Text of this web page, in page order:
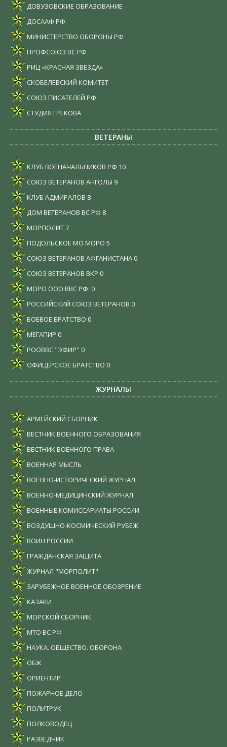
ДОВУЗОВСКИЕ ОБРАЗОВАНИЕ
ДОСААФ РФ
МИНИСТЕРСТВО ОБОРОНЫ РФ
ПРОФСОЮЗ ВС РФ
РИЦ «КРАСНАЯ ЗВЕЗДА»
СКОБЕЛЕВСКИЙ КОМИТЕТ
СОЮЗ ПИСАТЕЛЕЙ РФ
СТУДИЯ ГРЕКОВА
ВЕТЕРАНЫ
КЛУБ ВОЕНАЧАЛЬНИКОВ РФ 10
СОЮЗ ВЕТЕРАНОВ АНГОЛЫ 9
КЛУБ АДМИРАЛОВ 8
ДОМ ВЕТЕРАНОВ ВС РФ 8
МОРПОЛИТ7
ПОДОЛЬСКОЕ МО МОРО 5
СОЮЗ ВЕТЕРАНОВ АФГАНИСТАНА 0
СОЮЗ ВЕТЕРАНОВ ВКР 0
МОРО ООО ВВС РФ: 0
РОССИЙСКИЙ СОЮЗ ВЕТЕРАНОВ 0
БОЕВОЕ БРАТСТВО 0
МЕГАПИР 0
РООВВС "ЭФИР" 0
ОФИЦЕРСКОЕ БРАТСТВО 0
ЖУРНАЛЫ
АРМЕЙСКИЙ СБОРНИК
ВЕСТНИК ВОЕННОГО ОБРАЗОВАНИЯ
ВЕСТНИК ВОЕННОГО ПРАВА
ВОЕННАЯ МЫСЛЬ
ВОЕННО-ИСТОРИЧЕСКИЙ ЖУРНАЛ
ВОЕННО-МЕДИЦИНСКИЙ ЖУРНАЛ
ВОЕННЫЕ КОМИССАРИАТЫ РОССИИ
ВОЗДУШНО-КОСМИЧЕСКИЙ РУБЕЖ
ВОИН РОССИИ
ГРАЖДАНСКАЯ ЗАЩИТА
ЖУРНАЛ "МОРПОЛИТ"
ЗАРУБЕЖНОЕ ВОЕННОЕ ОБОЗРЕНИЕ
КАЗАКИ
МОРСКОЙ СБОРНИК
МТО ВС РФ
НАУКА. ОБЩЕСТВО. ОБОРОНА
ОБЖ
ОРИЕНТИР
ПОЖАРНОЕ ДЕЛО
ПОЛИТРУК
ПОЛКОВОДЕЦ
РАЗВЕДЧИК